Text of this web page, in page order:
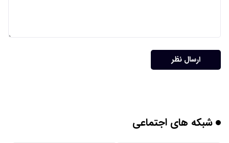
ارسال نظر
شبکه های اجتماعی